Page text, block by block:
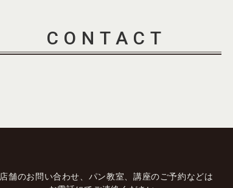
CONTACT
店舗のお問い合わせ、パン教室、講座のご予約などは